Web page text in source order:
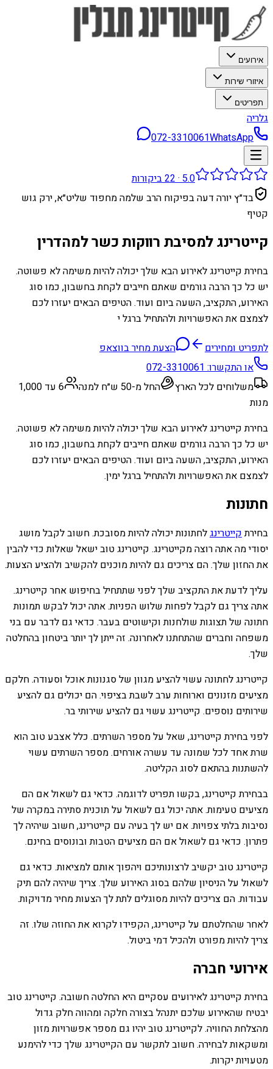
אירועים
איזורי שירות
תפריטים
גלריה
072-3310061WhatsApp
5.0
·
22ביקורות
בד״ץ יורה דעה בפיקוח הרב שלמה מחפוד שליט״א, ירק גוש
קטיף
קייטרינג למסיבת רווקות כשר למהדרין
בחירת קייטרינג לאירוע הבא שלך יכולה להיות משימה לא פשוטה.
יש כל כך הרבה גורמים שאתם חייבים לקחת בחשבון, כמו סוג
האירוע, התקציב, השעה ביום ועוד. הטיפים הבאים יעזרו לכם
לצמצם את האפשרויות ולהתחיל ברגל י
לתפריט ומחירים
הצעת מחיר בווצאפ
או התקשרו:072-3310061
משלוחים לכל הארץ
החל מ-50 ש״ח למנה
6 עד 1,000
מנות
בחירת קייטרינג לאירוע הבא שלך יכולה להיות משימה לא פשוטה.
יש כל כך הרבה גורמים שאתם חייבים לקחת בחשבון, כמו סוג
האירוע, התקציב, השעה ביום ועוד. הטיפים הבאים יעזרו לכם
לצמצם את האפשרויות ולהתחיל ברגל ימין.
חתונות
בחירתקייטרינגלחתונות יכולה להיות מסובכת. חשוב לקבל מושג
יסודי מה אתה רוצה מקייטרינג. קייטרינג טוב ישאל שאלות כדי להבין
את החזון שלך. הם צריכים גם להיות מוכנים להקשיב ולהציע הצעות.
עליך לדעת את התקציב שלך לפני שתתחיל בחיפוש אחר קייטרינג.
אתה צריך גם לקבל לפחות שלוש הפניות. אתה יכול לבקש תמונות
חתונה של תצוגות שולחנות וקישוטים בעבר. כדאי גם לדבר עם בני
משפחה וחברים שהתחתנו לאחרונה. זה ייתן לך יותר ביטחון בהחלטה
שלך.
קייטרינג לחתונה עשוי להציע מגוון של סגנונות אוכל וסעודה. חלקם
מציעים מזנונים וארוחות ערב לשבת בציפוי. הם יכולים גם להציע
שירותים נוספים. קייטרינג עשוי גם להציע שירותי בר.
לפני בחירת קייטרינג, שאל על מספר השרתים. כלל אצבע טוב הוא
שרת אחד לכל שמונה עד עשרה אורחים. מספר השרתים עשוי
להשתנות בהתאם לסוג הקליטה.
בבחירת קייטרינג, בקשו תפריט לדוגמה. כדאי גם לשאול אם הם
מציעים טעימות. אתה יכול גם לשאול על תוכנית סתירה במקרה של
נסיבות בלתי צפויות. אם יש לך בעיה עם קייטרינג, חשוב שיהיה לך
פתרון. כדאי גם לשאול אם הם מציעים הטבות ובונוסים בחינם.
קייטרינג טוב יקשיב לרצונותיכם ויהפוך אותם למציאות. כדאי גם
לשאול על הניסיון שלהם בסוג האירוע שלך. צריך שיהיה להם תיק
עבודות. הם צריכים להיות מסוגלים לתת לך הצעות מחיר מדויקות.
לאחר שהחלטתם על קייטרינג, הקפידו לקרוא את החוזה שלו. זה
צריך להיות מפורט ולהכיל דמי ביטול.
אירועי חברה
בחירת קייטרינג לאירועים עסקיים היא החלטה חשובה. קייטרינג טוב
יבטיח שהאירוע שלכם יתנהל בצורה חלקה ומהווה חלק גדול
מהצלחת החוויה. לקייטרינג טוב יהיו גם מספר אפשרויות מזון
ומשקאות לבחירה. חשוב לתקשר עם הקייטרינג שלך כדי להימנע
מטעויות יקרות.